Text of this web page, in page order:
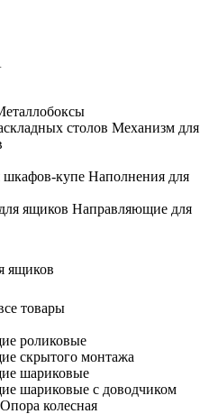
Механизм для
Наполнения для
Направляющие для
ящиков
товары
роликовые
скрытого монтажа
шариковые
шариковые с доводчиком
Опора колесная